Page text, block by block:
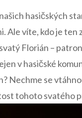
⁢hasičských
víte,‌ kdo je ten
Florián –
v hasičské
Nechme se⁣
tohoto svatého